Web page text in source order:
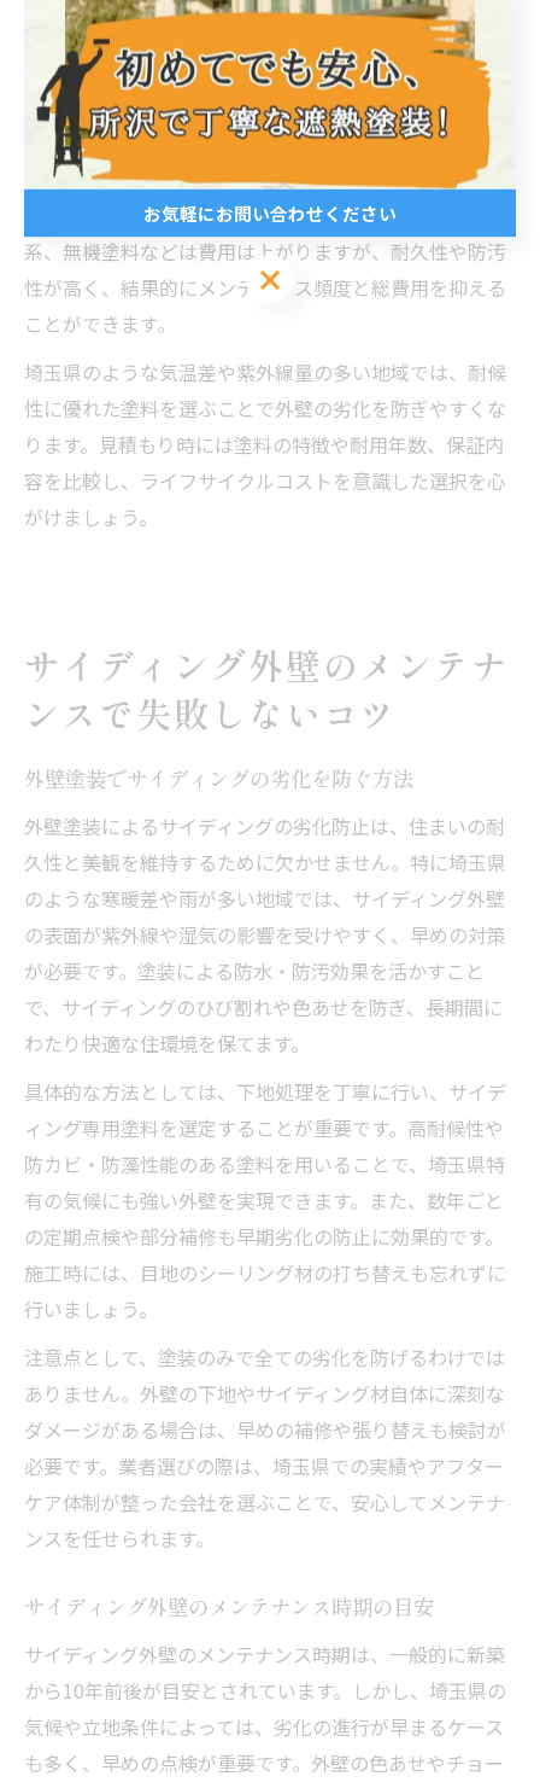
種類やグレードによって大きく変動します。一般的に、
耐久性や機能性の高い塗料は初期費用が高めですが、塗
り替え周期が長くなるため長期的なコストパフォーマン
スに優れています。
例えば、アクリル系やウレタン系塗料は費用を抑えられ
ますが耐用年数が短めです。一方、シリコン系やフッ素
系、無機塗料などは費用は上がりますが、耐久性や防汚
性が高く、結果的にメンテナンス頻度と総費用を抑える
ことができます。
埼玉県のような気温差や紫外線量の多い地域では、耐候
性に優れた塗料を選ぶことで外壁の劣化を防ぎやすくな
ります。見積もり時には塗料の特徴や耐用年数、保証内
容を比較し、ライフサイクルコストを意識した選択を心
がけましょう。
サイディング外壁のメンテナ
ンスで失敗しないコツ
外壁塗装でサイディングの劣化を防ぐ方法
外壁塗装によるサイディングの劣化防止は、住まいの耐
久性と美観を維持するために欠かせません。特に埼玉県
のような寒暖差や雨が多い地域では、サイディング外壁
の表面が紫外線や湿気の影響を受けやすく、早めの対策
が必要です。塗装による防水・防汚効果を活かすこと
で、サイディングのひび割れや色あせを防ぎ、長期間に
わたり快適な住環境を保てます。
具体的な方法としては、下地処理を丁寧に行い、サイデ
ィング専用塗料を選定することが重要です。高耐候性や
防カビ・防藻性能のある塗料を用いることで、埼玉県特
有の気候にも強い外壁を実現できます。また、数年ごと
の定期点検や部分補修も早期劣化の防止に効果的です。
施工時には、目地のシーリング材の打ち替えも忘れずに
行いましょう。
注意点として、塗装のみで全ての劣化を防げるわけでは
ありません。外壁の下地やサイディング材自体に深刻な
ダメージがある場合は、早めの補修や張り替えも検討が
必要です。業者選びの際は、埼玉県での実績やアフター
ケア体制が整った会社を選ぶことで、安心してメンテナ
ンスを任せられます。
サイディング外壁のメンテナンス時期の目安
サイディング外壁のメンテナンス時期は、一般的に新築
から10年前後が目安とされています。しかし、埼玉県の
気候や立地条件によっては、劣化の進行が早まるケース
も多く、早めの点検が重要です。外壁の色あせやチョー
お気軽にお問い合わせください
お気軽にお問い合わせください